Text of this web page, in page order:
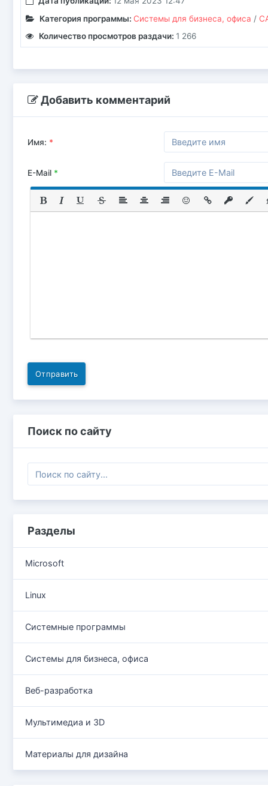
Категория программы: Системы для бизнеса, офиса /
Количество просмотров раздачи: 1 266
Добавить комментарий
Имя: *
E-Mail *
Отправить
Поиск по сайту
Разделы
Microsoft
Linux
Системные программы
Системы для бизнеса, офиса
Веб-разработка
Мультимедиа и 3D
Материалы для дизайна